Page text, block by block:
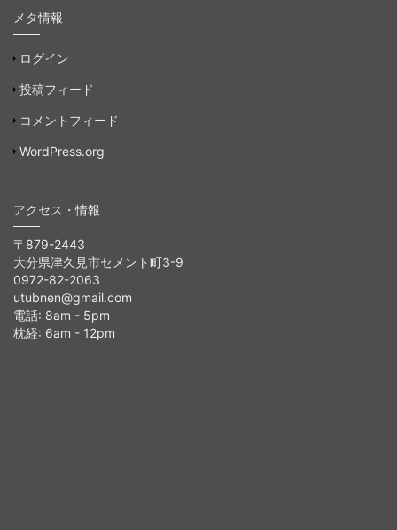
メタ情報
ログイン
投稿フィード
コメントフィード
WordPress.org
アクセス・情報
〒879-2443
大分県津久見市セメント町3-9
0972-82-2063
utubnen@gmail.com
電話: 8am - 5pm
枕経: 6am - 12pm